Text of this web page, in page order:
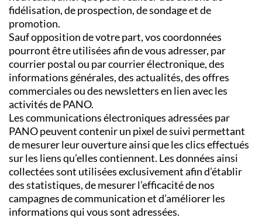
fidélisation, de prospection, de sondage et de
promotion.
Sauf opposition de votre part, vos coordonnées
pourront être utilisées afin de vous adresser, par
courrier postal ou par courrier électronique, des
informations générales, des actualités, des offres
commerciales ou des newsletters en lien avec les
activités de PANO.
Les communications électroniques adressées par
PANO peuvent contenir un pixel de suivi permettant
de mesurer leur ouverture ainsi que les clics effectués
sur les liens qu’elles contiennent. Les données ainsi
collectées sont utilisées exclusivement afin d’établir
des statistiques, de mesurer l’efficacité de nos
campagnes de communication et d’améliorer les
informations qui vous sont adressées.